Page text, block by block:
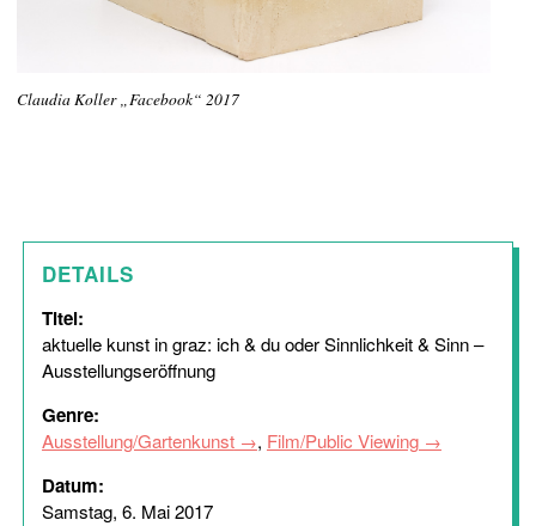
Claudia Koller „Facebook“ 2017
DETAILS
Titel:
aktuelle kunst in graz: ich & du oder Sinnlichkeit & Sinn –
Ausstellungseröffnung
Genre:
Ausstellung/Gartenkunst , Film/Public Viewing
Datum:
Samstag, 6. Mai 2017